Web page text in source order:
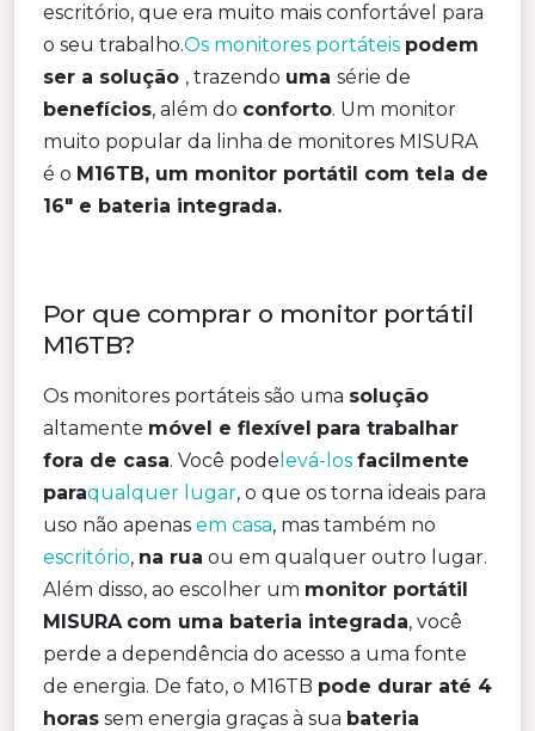
escritório, que era muito mais confortável para
o seu trabalho.Os monitores portáteis podem
ser a solução , trazendo uma série de
benefícios, além do conforto. Um monitor
muito popular da linha de monitores MISURA
é o M16TB, um monitor portátil com tela de
16″ e bateria integrada.
Por que comprar o monitor portátil
M16TB?
Os monitores portáteis são uma solução
altamente móvel e flexível para trabalhar
fora de casa. Você pode levá-los facilmente
paraqualquer lugar, o que os torna ideais para
uso não apenas em casa, mas também no
escritório, na rua ou em qualquer outro lugar.
Além disso, ao escolher um monitor portátil
MISURA com uma bateria integrada, você
perde a dependência do acesso a uma fonte
de energia. De fato, o M16TB pode durar até 4
horas sem energia graças à sua bateria